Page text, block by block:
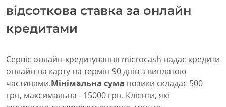
відсоткова ставка за онлайн
кредитами
Сервіс онлайн-кредитування microcash надає кредити
онлайн на карту на термін 90 днів з виплатою
частинами.Мінімальна сума позики складає 500
грн, максимальна - 15000 грн. Клієнти, які